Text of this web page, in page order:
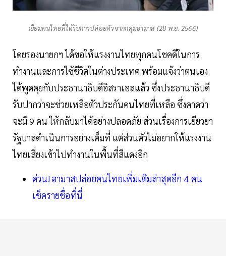
เยี่ยมคนไทยที่ได้รับการปล่อยตัวจากกลุ่มฮามาส (28 พ.ย. 2566)
โดยรองนายกฯ ได้ขอให้แรงงานไทยทุกคนโชคดีในการ
ทำงานและการใช้ชีวิตในต่างประเทศ พร้อมแจ้งว่าตนเอง
ได้พูดคุยกับประธานาธิบดีอิสราเอลแล้ว ซึ่งประธานาธิบดี
รับปากว่าจะช่วยเหลือตัวประกันคนไทยที่เหลือ ซึ่งคาดว่า
จะมี 9 คน ให้กลับมาได้อย่างปลอดภัย ส่วนเรื่องการเยียวยา
รัฐบาลดำเนินการอย่างเต็มที่ แต่ส่วนตัวไม่อยากให้แรงงาน
ไทยเสี่ยงเข้าไปทำงานในพื้นที่สีแดงอีก
ด่วน! ฮามาสปล่อยคนไทยเพิ่มเติมล่าสุดอีก 4 คน
เช็ครายชื่อที่นี่